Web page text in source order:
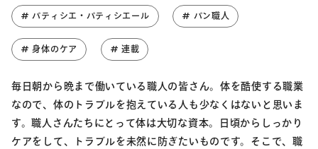
# パティシエ・パティシエール # パン職人
# 身体のケア # 連載
毎日朝から晩まで働いている職人の皆さん。体を酷使する職業
なので、体のトラブルを抱えている人も少なくはないと思いま
す。職人さんたちにとって体は大切な資本。日頃からしっかり
ケアをして、トラブルを未然に防ぎたいものです。そこで、職